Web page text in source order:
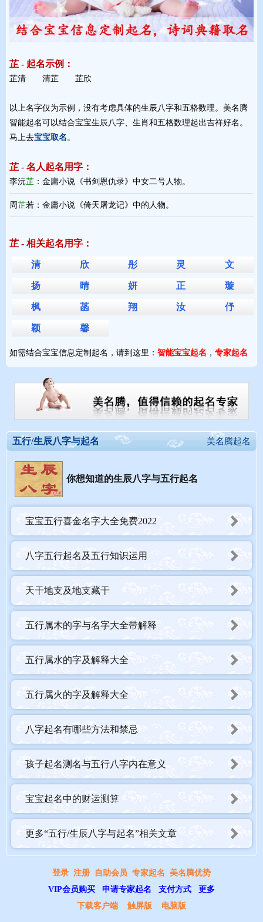
芷 - 起名示例：
芷清 清芷 芷欣
以上名字仅为示例，没有考虑具体的生辰八字和五格数理。美名腾
智能起名可以结合宝宝生辰八字、生肖和五格数理起出吉祥好名。
马上去宝宝取名。
芷 - 名人起名用字：
李沅芷 ：金庸小说《书剑恩仇录》中女二号人物。
周 芷若：金庸小说《倚天屠龙记》中的人物。
芷 - 相关起名用字：
清 欣 彤 灵 文
扬 晴 妍 正 璇
枫 菡 翔 汝 伃
颖 馨
如需结合宝宝信息定制起名，请到这里： 智能宝宝起名 ， 专家起名
美名腾起名
五行/生辰八字与起名
你想知道的生辰八字与五行起名
宝宝五行喜金名字大全免费2022
八字五行起名及五行知识运用
天干地支及地支藏干
五行属木的字与名字大全带解释
五行属水的字及解释大全
五行属火的字及解释大全
八字起名有哪些方法和禁忌
孩子起名测名与五行八字内在意义
宝宝起名中的财运测算
更多“五行/生辰八字与起名”相关文章
登录 注册 自助会员 专家起名 美名腾优势
VIP会员购买
申请专家起名 支付方式
更多
下载客户端
触屏版 电脑版